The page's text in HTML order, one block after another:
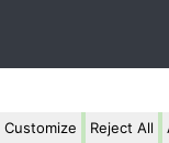
Customize Reject All